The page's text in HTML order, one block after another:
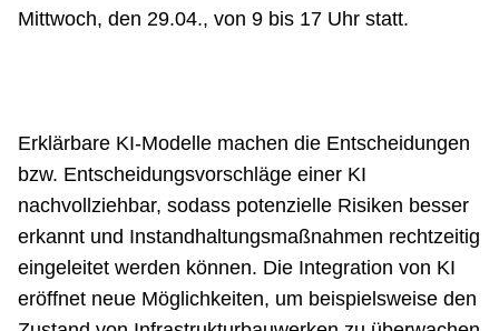
Mittwoch, den 29.04., von 9 bis 17 Uhr statt.
Erklärbare KI-Modelle machen die Entscheidungen
bzw. Entscheidungsvorschläge einer KI
nachvollziehbar, sodass potenzielle Risiken besser
erkannt und Instandhaltungsmaßnahmen rechtzeitig
eingeleitet werden können. Die Integration von KI
eröffnet neue Möglichkeiten, um beispielsweise den